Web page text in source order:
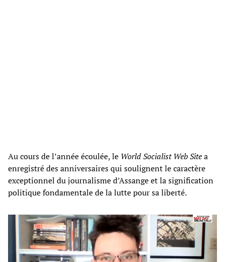
Au cours de l’année écoulée, le World Socialist Web Sitea
enregistré des anniversaires qui soulignent le caractère
exceptionnel du journalisme d’Assange et la signification
politique fondamentale de la lutte pour sa liberté.